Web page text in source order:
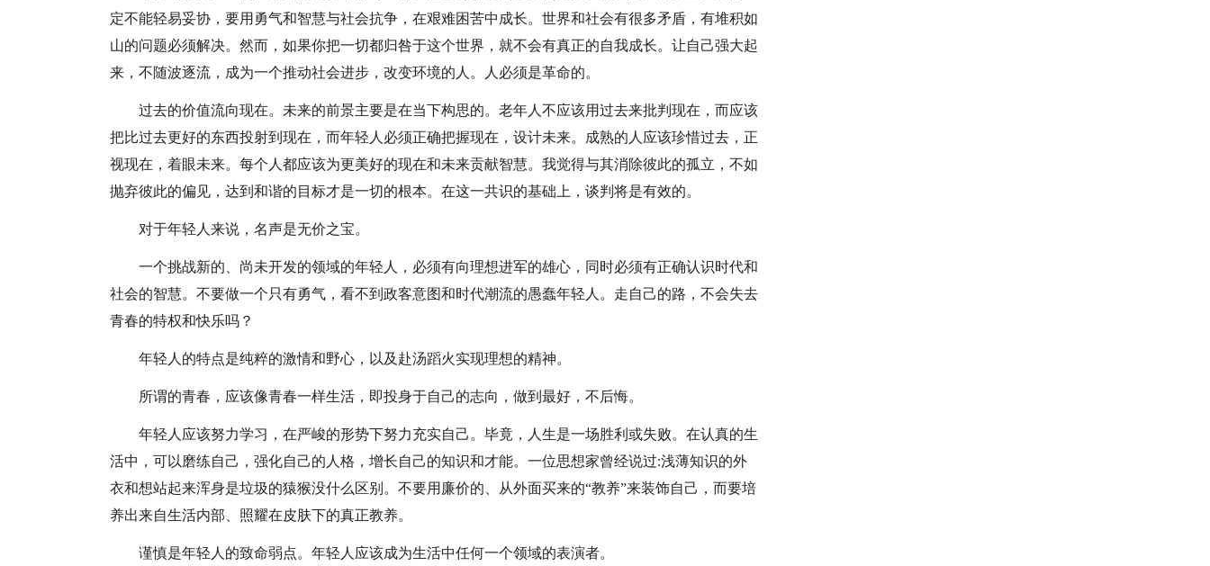
定不能轻易妥协，要用勇气和智慧与社会抗争，在艰难困苦中成长。世界和社会有很多矛盾，有堆积如
山的问题必须解决。然而，如果你把一切都归咎于这个世界，就不会有真正的自我成长。让自己强大起
来，不随波逐流，成为一个推动社会进步，改变环境的人。人必须是革命的。
过去的价值流向现在。未来的前景主要是在当下构思的。老年人不应该用过去来批判现在，而应该
把比过去更好的东西投射到现在，而年轻人必须正确把握现在，设计未来。成熟的人应该珍惜过去，正
视现在，着眼未来。每个人都应该为更美好的现在和未来贡献智慧。我觉得与其消除彼此的孤立，不如
抛弃彼此的偏见，达到和谐的目标才是一切的根本。在这一共识的基础上，谈判将是有效的。
对于年轻人来说，名声是无价之宝。
一个挑战新的、尚未开发的领域的年轻人，必须有向理想进军的雄心，同时必须有正确认识时代和
社会的智慧。不要做一个只有勇气，看不到政客意图和时代潮流的愚蠢年轻人。走自己的路，不会失去
青春的特权和快乐吗？
年轻人的特点是纯粹的激情和野心，以及赴汤蹈火实现理想的精神。
所谓的青春，应该像青春一样生活，即投身于自己的志向，做到最好，不后悔。
年轻人应该努力学习，在严峻的形势下努力充实自己。毕竟，人生是一场胜利或失败。在认真的生
活中，可以磨练自己，强化自己的人格，增长自己的知识和才能。一位思想家曾经说过:浅薄知识的外
衣和想站起来浑身是垃圾的猿猴没什么区别。不要用廉价的、从外面买来的“教养”来装饰自己，而要培
养出来自生活内部、照耀在皮肤下的真正教养。
谨慎是年轻人的致命弱点。年轻人应该成为生活中任何一个领域的表演者。